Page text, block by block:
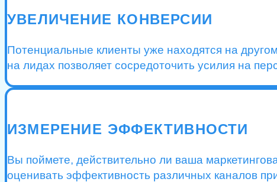
УВЕЛИЧЕНИЕ КОНВЕРСИИ
Потенциальные клиенты уже находятся на
на лидах позволяет сосредоточить усилия на
ИЗМЕРЕНИЕ ЭФФЕКТИВНОСТИ
Вы поймете, действительно ли ваша
оценивать эффективность различных каналов